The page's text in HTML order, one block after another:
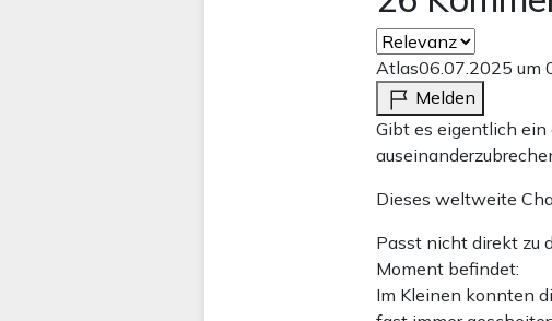
Atlas06.07.2025 um
Melden
Gibt es eigentlich
Dieses weltweite
Passt nicht direkt zu
Moment befindet:
Im Kleinen konnten